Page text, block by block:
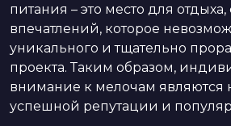
питания – это место для
впечатлений, которое
уникального и тщательно
проекта. Таким образом,
внимание к мелочам являются
успешной репутации и